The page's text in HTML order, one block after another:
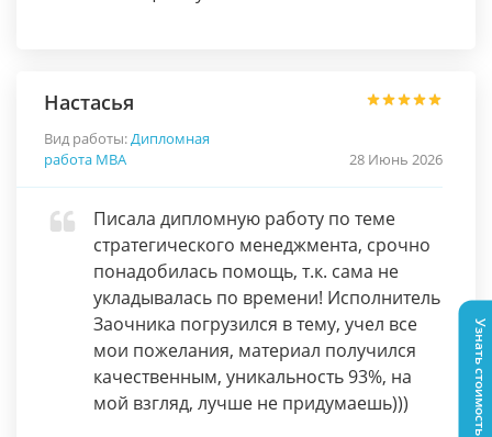
Настасья
Вид работы:Дипломная
работа МВА
28 Июнь 2026
Писала дипломную работу по теме
стратегического менеджмента, срочно
понадобилась помощь, т.к. сама не
укладывалась по времени! Исполнитель
Заочника погрузился в тему, учел все
мои пожелания, материал получился
качественным, уникальность 93%, на
мой взгляд, лучше не придумаешь)))
Узнать стоимость